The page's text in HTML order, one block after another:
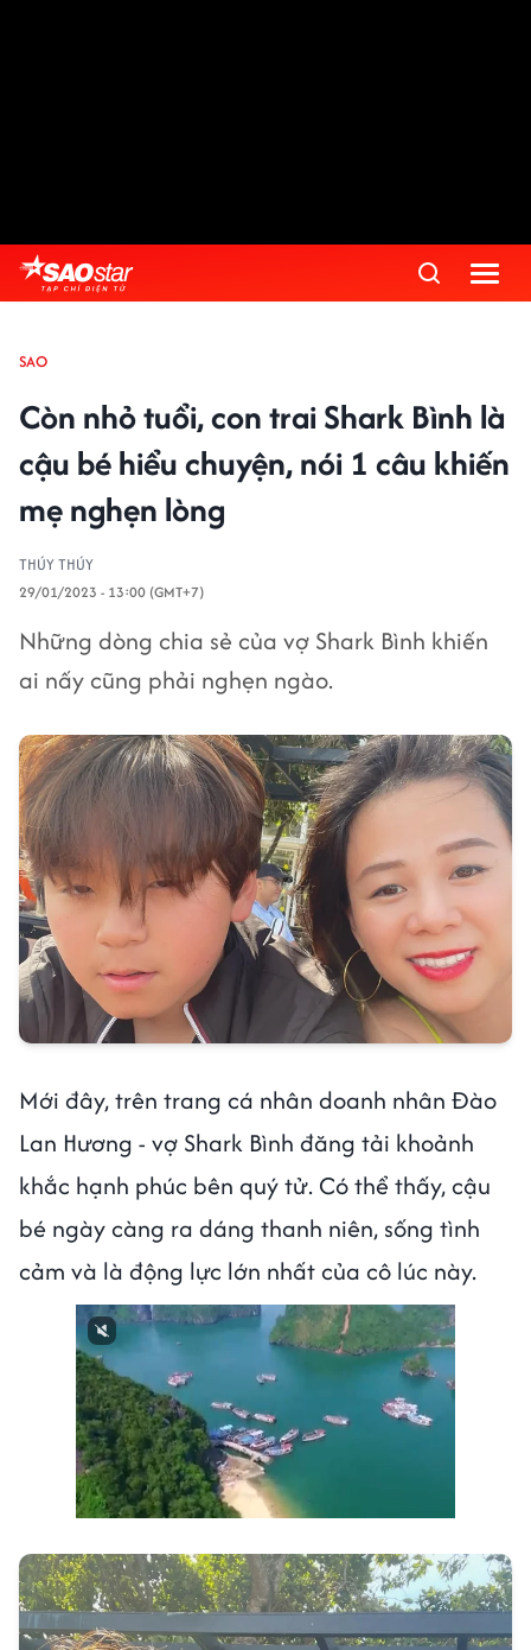
SAO
Còn nhỏ tuổi, con trai Shark Bình là
cậu bé hiểu chuyện, nói 1 câu khiến
mẹ nghẹn lòng
THÚY THÚY
29/01/2023 - 13:00 (GMT+7)
Những dòng chia sẻ của vợ Shark Bình khiến
ai nấy cũng phải nghẹn ngào.
Mới đây, trên trang cá nhân doanh nhân Đào
Lan Hương - vợ Shark Bình đăng tải khoảnh
khắc hạnh phúc bên quý tử. Có thể thấy, cậu
bé ngày càng ra dáng thanh niên, sống tình
cảm và là động lực lớn nhất của cô lúc này.